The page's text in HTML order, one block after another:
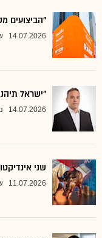
"הביצועים
14.07.2026
"ישראל
14.07.2026
שני
11.07.2026